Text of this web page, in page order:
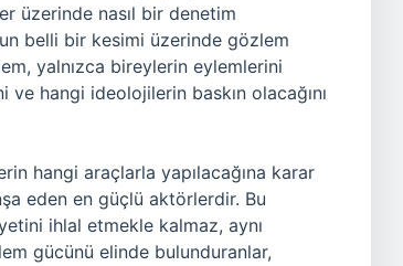
üzerinde nasıl bir denetim
belli bir kesimi üzerinde gözlem
yalnızca bireylerin eylemlerini
hangi ideolojilerin baskın olacağını
hangi araçlarla yapılacağına karar
eden en güçlü aktörlerdir. Bu
ihlal etmekle kalmaz, aynı
gücünü elinde bulunduranlar,